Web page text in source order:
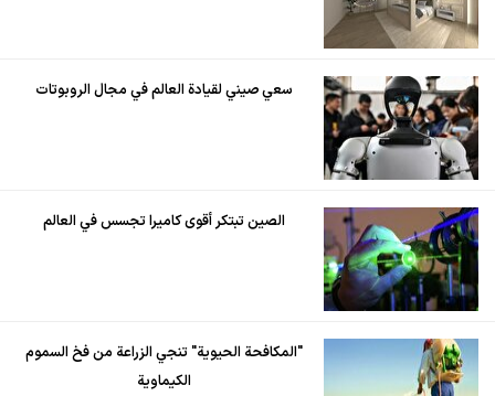
سعي صيني لقيادة العالم في مجال الروبوتات
الصين تبتكر أقوى كاميرا تجسس في العالم
"المكافحة الحيوية" تنجي الزراعة من فخ السموم
الكيماوية